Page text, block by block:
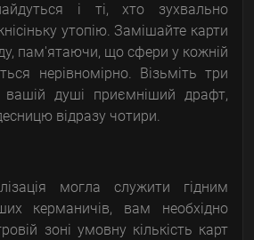
і ті, хто зухвально
утопію. Замішайте карти
пам'ятаючи, що сфери у кожній
нерівномірно. Візьміть три
душі приємніший драфт,
відразу чотири.
могла служити гідним
керманичів, вам необхідно
зоні умовну кількість карт